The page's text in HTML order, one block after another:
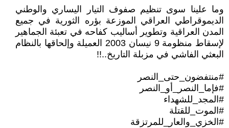
وما علينا سوى تنظيم صفوف التيار اليساري والوطني
الديموقراطي العراقي الموزعة بؤره الثورية في جميع
المدن العراقية وتطوير أساليب كفاحه في تعبئة الجماهير
لإسقاط منظومة 9 نيسان 2003 العميلة وإلحاقها بالنظام
البعثي الفاشي في مزبلة التاريخ..!!
#منتفضون_حتى_النصر
#فإما_النصر_أو_النصر
#المجد_للشهداء
#الموت_للقتلة
#الخزي_والعار_للمرتزقة